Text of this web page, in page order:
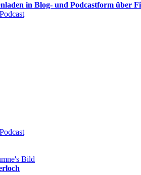
in Blog- und Podcastform über